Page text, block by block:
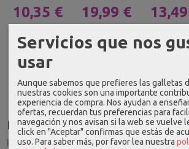
Idioma
10,35 €
11,50 €
19,99 €
24,99 € 17,99
Servicios que nos
usar
Aunque sabemos que prefieres las galletas
nuestras cookies son una importante
experiencia de compra. Nos ayudan a
ofertas, recuerdan tus preferencias para
navegación y nos avisan si la web se vuelve
click en "Aceptar" confirmas que estás de
uso. Para saber más, por favor lea nuestra